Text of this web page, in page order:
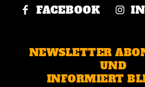
FACEBOOK
NEWSLETTER
UND
INFORMIERT